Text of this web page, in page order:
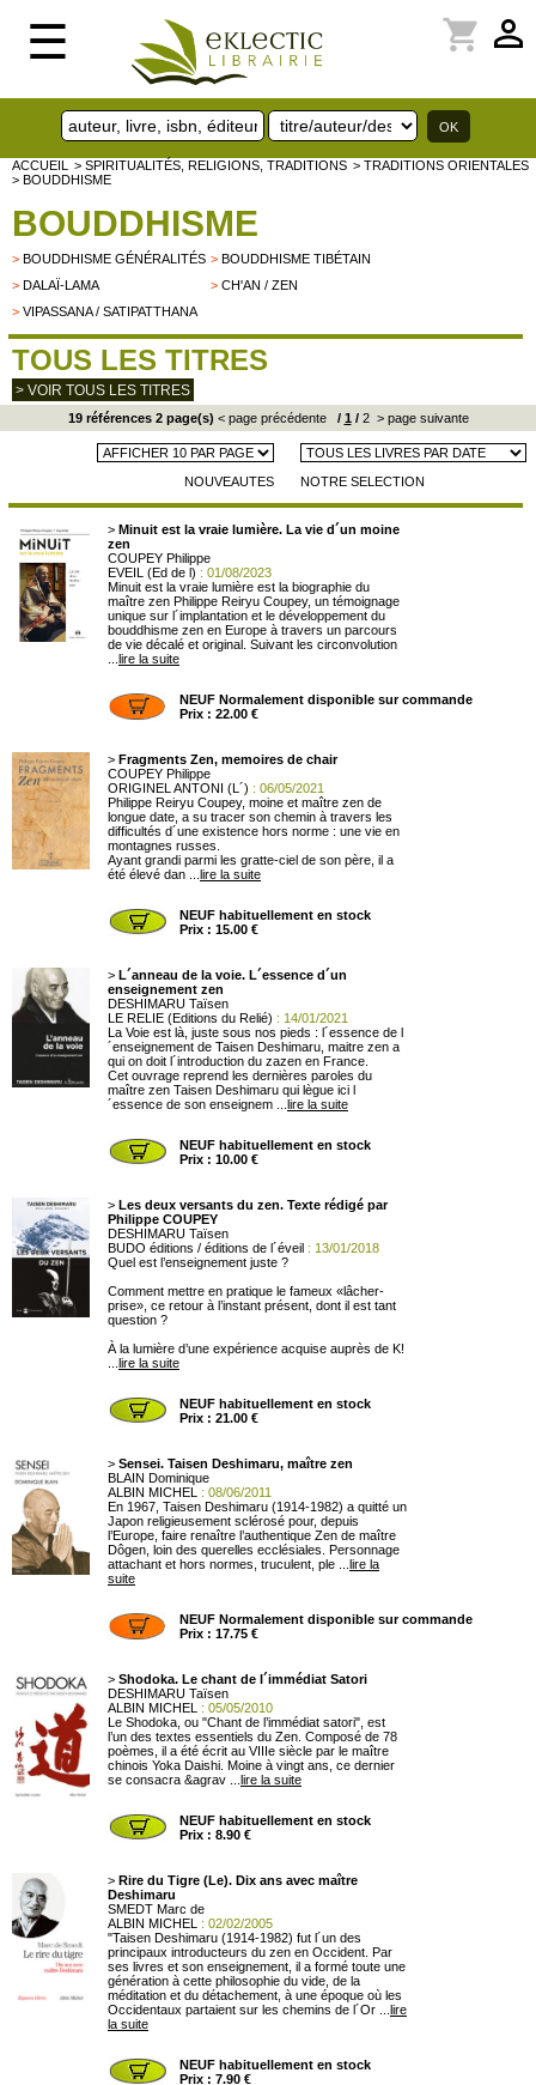
☰ perm_identity
shopping_cart
ACCUEIL > SPIRITUALITÉS, RELIGIONS, TRADITIONS > TRADITIONS ORIENTALES
> BOUDDHISME
BOUDDHISME
> BOUDDHISME GÉNÉRALITÉS >BOUDDHISME TIBÉTAIN
> DALAÏ-LAMA >CH'AN / ZEN
> VIPASSANA / SATIPATTHANA
TOUS LES TITRES
> VOIR TOUS LES TITRES
19 références 2 page(s) < page précédente/ 1 /2 > page suivante
NOUVEAUTES NOTRE SELECTION
> Minuit est la vraie lumière. La vie d´un moine
zen
COUPEY Philippe
EVEIL (Ed de l) : 01/08/2023
Minuit est la vraie lumière est la biographie du
maître zen Philippe Reiryu Coupey, un témoignage
unique sur l´implantation et le développement du
bouddhisme zen en Europe à travers un parcours
de vie décalé et original. Suivant les circonvolution
lire la suite
NEUF Normalement disponible sur commande
Prix : 22.00 €
> Fragments Zen, memoires de chair
COUPEY Philippe
ORIGINEL ANTONI (L´) : 06/05/2021
Philippe Reiryu Coupey, moine et maître zen de
longue date, a su tracer son chemin à travers les
difficultés d´une existence hors norme : une vie en
montagnes russes.
Ayant grandi parmi les gratte-ciel de son père, il a
été élevé dan ... lire la suite
NEUF habituellement en stock
Prix : 15.00 €
> L´anneau de la voie. L´essence d´un
enseignement zen
DESHIMARU Taïsen
LE RELIE (Editions du Relié) : 14/01/2021
La Voie est là, juste sous nos pieds : l´essence de l
´enseignement de Taisen Deshimaru, maitre zen a
qui on doit l´introduction du zazen en France.
Cet ouvrage reprend les dernières paroles du
maître zen Taisen Deshimaru qui lègue ici l
´essence de son enseignem ... lire la suite
NEUF habituellement en stock
Prix : 10.00 €
> Les deux versants du zen. Texte rédigé par
Philippe COUPEY
DESHIMARU Taïsen
BUDO éditions / éditions de l´éveil : 13/01/2018
Quel est l’enseignement juste ?
Comment mettre en pratique le fameux «lâcher-
prise», ce retour à l’instant présent, dont il est tant
question ?
À la lumière d’une expérience acquise auprès de K!
lire la suite
NEUF habituellement en stock
Prix : 21.00 €
> Sensei. Taisen Deshimaru, maître zen
BLAIN Dominique
ALBIN MICHEL
: 08/06/2011
En 1967, Taisen Deshimaru (1914-1982) a quitté un
Japon religieusement sclérosé pour, depuis
l’Europe, faire renaître l’authentique Zen de maître
Dôgen, loin des querelles ecclésiales. Personnage
attachant et hors normes, truculent, ple ... lire la
suite
NEUF Normalement disponible sur commande
Prix : 17.75 €
> Shodoka. Le chant de l´immédiat Satori
DESHIMARU Taïsen
ALBIN MICHEL
: 05/05/2010
Le Shodoka, ou "Chant de l’immédiat satori", est
l’un des textes essentiels du Zen. Composé de 78
poèmes, il a été écrit au VIIIe siècle par le maître
chinois Yoka Daishi. Moine à vingt ans, ce dernier
se consacra &agrav ... lire la suite
NEUF habituellement en stock
Prix : 8.90 €
> Rire du Tigre (Le). Dix ans avec maître
Deshimaru
SMEDT Marc de
ALBIN MICHEL
: 02/02/2005
"Taisen Deshimaru (1914-1982) fut l´un des
principaux introducteurs du zen en Occident. Par
ses livres et son enseignement, il a formé toute une
génération à cette philosophie du vide, de la
méditation et du détachement, à une époque où les
Occidentaux partaient sur les chemins de l´Or ... lire
la suite
NEUF habituellement en stock
Prix : 7.90 €